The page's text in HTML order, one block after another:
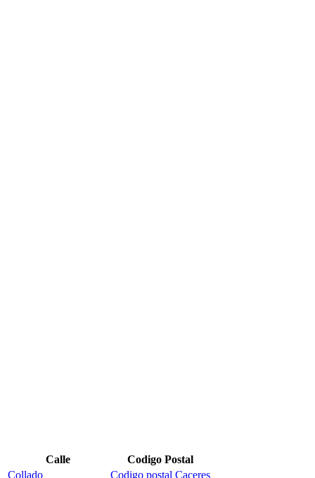
Calle
Codigo Postal
Collado
Codigo postal Caceres